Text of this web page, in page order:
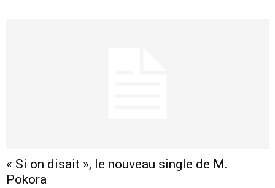
« Si on disait », le nouveau single de M.
Pokora